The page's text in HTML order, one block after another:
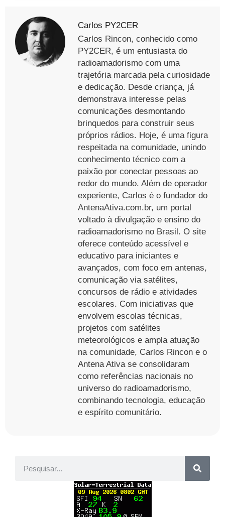
Carlos PY2CER
Carlos Rincon, conhecido como
PY2CER, é um entusiasta do
radioamadorismo com uma
trajetória marcada pela curiosidade
e dedicação. Desde criança, já
demonstrava interesse pelas
comunicações desmontando
brinquedos para construir seus
próprios rádios. Hoje, é uma figura
respeitada na comunidade, unindo
conhecimento técnico com a
paixão por conectar pessoas ao
redor do mundo. Além de operador
experiente, Carlos é o fundador do
AntenaAtiva.com.br, um portal
voltado à divulgação e ensino do
radioamadorismo no Brasil. O site
oferece conteúdo acessível e
educativo para iniciantes e
avançados, com foco em antenas,
comunicação via satélites,
concursos de rádio e atividades
escolares. Com iniciativas que
envolvem escolas técnicas,
projetos com satélites
meteorológicos e ampla atuação
na comunidade, Carlos Rincon e o
Antena Ativa se consolidaram
como referências nacionais no
universo do radioamadorismo,
combinando tecnologia, educação
e espírito comunitário.